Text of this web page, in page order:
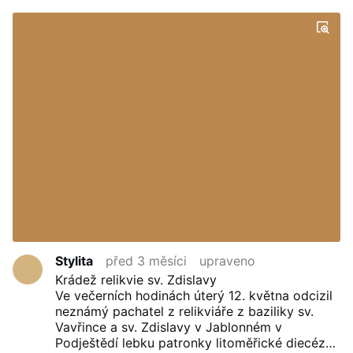
Stylita před 3 měsíci
upraveno
Krádež relikvie sv. Zdislavy
Ve večerních hodinách úterý 12. května odcizil
neznámý pachatel z relikviáře z baziliky sv.
Vavřince a sv. Zdislavy v Jablonném v
Podještědí lebku patronky litoměřické diecéze